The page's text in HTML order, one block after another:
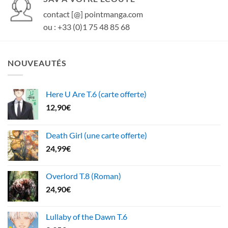
contact [@] pointmanga.com
ou : +33 (0)1 75 48 85 68
NOUVEAUTÉS
Here U Are T.6 (carte offerte)
12,90€
Death Girl (une carte offerte)
24,99€
Overlord T.8 (Roman)
24,90€
Lullaby of the Dawn T.6